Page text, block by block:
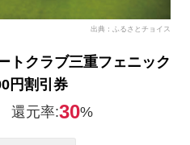
出典：ふるさとチョイス
トクラブ三重フェニック
円割引券
還元率:30%